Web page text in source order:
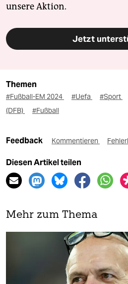
unsere Aktion.
Jetzt
Themen
#Fußball-EM 2024 #Uefa #Sport
(DFB)
#Fußball
Feedback Kommentieren
Diesen Artikel teilen
Mehr zum Thema